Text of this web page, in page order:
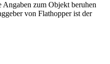
zum Objekt beruhen
von Flathopper ist der